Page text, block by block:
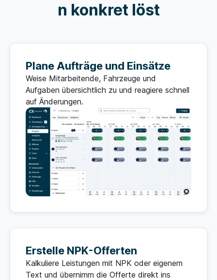
n konkret löst
Plane Aufträge und Einsätze
Weise Mitarbeitende, Fahrzeuge und
Aufgaben übersichtlich zu und reagiere schnell
auf Änderungen.
Erstelle NPK-Offerten
Kalkuliere Leistungen mit NPK oder eigenem
Text und übernimm die Offerte direkt ins